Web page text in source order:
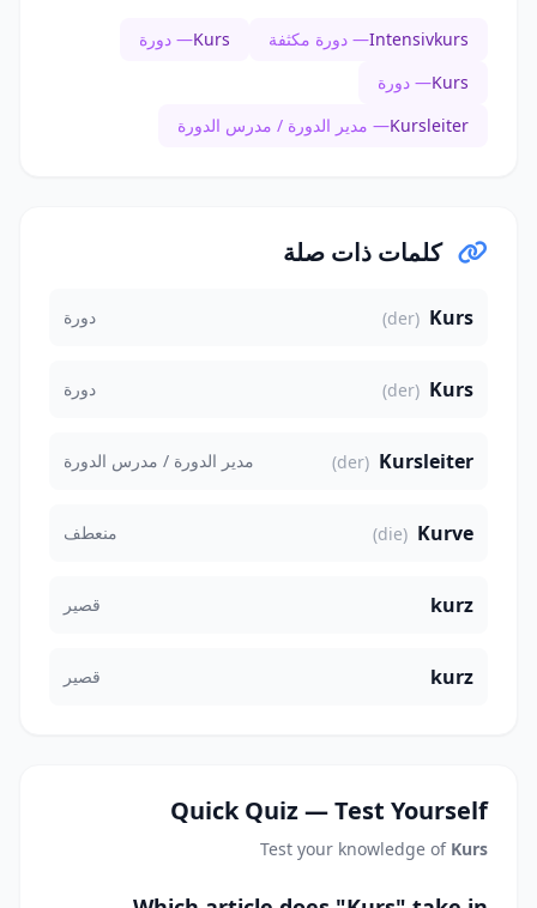
Intensivkurs— دورة مكثفة Kurs— دورة
Kurs— دورة
Kursleiter— مدير الدورة / مدرس الدورة
كلمات ذات صلة
Kurs
(der) دورة
Kurs
(der) دورة
Kursleiter
(der) مدير الدورة / مدرس الدورة
Kurve
(die) منعطف
kurz قصير
kurz قصير
Quick Quiz — Test Yourself
Test your knowledge of Kurs